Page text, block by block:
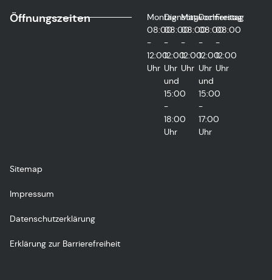
Öffnungszeiten
Montag
08:00
-
12:00
Uhr
Dienstag
08:00
-
12:00
Uhr
und
15:00
-
18:00
Uhr
Mittwoch
08:00
-
12:00
Uhr
Donnerstag
08:00
-
12:00
Uhr
und
15:00
-
17:00
Uhr
Freitag
08:00
-
12:00
Uhr
Sitemap
Impressum
Datenschutzerklärung
Erklärung zur Barrierefreiheit